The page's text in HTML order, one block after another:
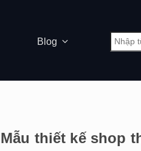
Blog
Mẫu thiết kế shop